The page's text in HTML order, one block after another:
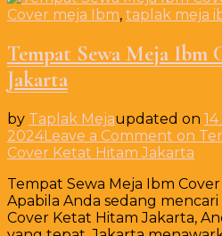
Cover meja Ibm, taplak meja
Tempat Sewa Meja
Jakarta
by Taplak Mejaupdated on
2024Leave a Comment on
Cover Ketat Hitam Jakarta
Tempat Sewa Meja Ibm
Apabila Anda sedang
Cover Ketat Hitam Jakarta,